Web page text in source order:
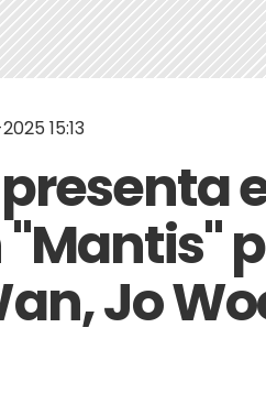
15:13
Jo